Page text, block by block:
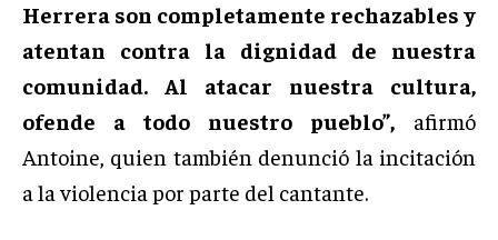
Herrera son completamente rechazables y
atentan contra la dignidad de nuestra
comunidad. Al atacar nuestra cultura,
ofende a todo nuestro pueblo”, afirmó
Antoine, quien también denunció la incitación
a la violencia por parte del cantante.